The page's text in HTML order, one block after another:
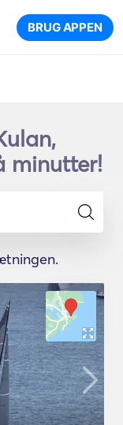
BRUG APPEN
minutter!